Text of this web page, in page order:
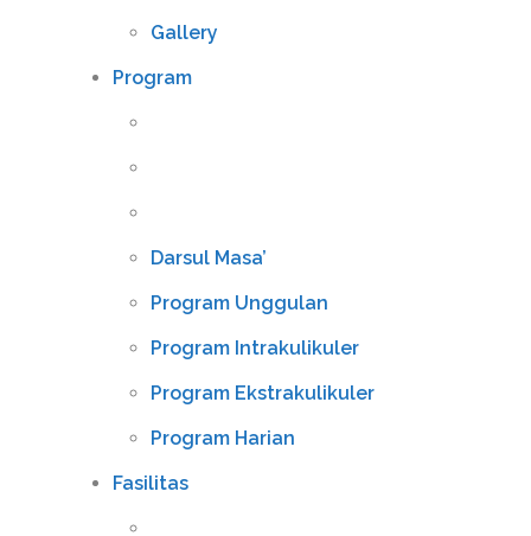
Gallery
Program
Darsul Masa’
Program Unggulan
Program Intrakulikuler
Program Ekstrakulikuler
Program Harian
Fasilitas